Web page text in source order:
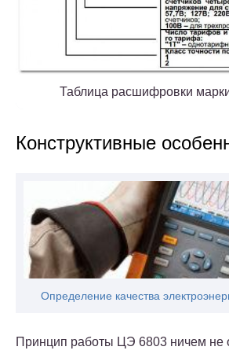
Таблица расшифровки
Конструктивные
Определение качества
Принцип работы ЦЭ 6803 ничем не